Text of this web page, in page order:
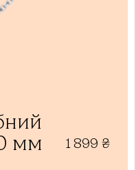
мм
1 899 ₴